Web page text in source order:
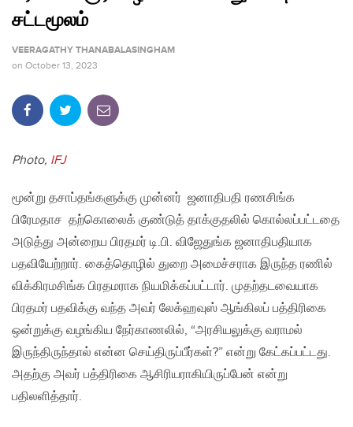
சட்டமூலம்
VEERAGATHY THANABALASINGHAM
on October 13, 2023
Photo, IFJ
மூன்று தசாப்தங்களுக்கு முன்னர் ஜனாதிபதி ரணசிங்க
பிரேமதாச தற்கொலைக் குண்டுத் தாக்குதலில் கொல்லப்பட்டதை
அடுத்து அன்றைய பிரதமர் டி.பி. விஜேதுங்க ஜனாதிபதியாக
பதவியேற்றார். கைத்தொழில் துறை அமைச்சராக இருந்த ரணில்
விக்கிரமசிங்க பிரதமராக நியமிக்கப்பட்டார். முதற்தடவையாக
பிரதமர் பதவிக்கு வந்த அவர் லேக்ஹவுஸ் ஆங்கிலப் பத்திரிகை
ஒன்றுக்கு வழங்கிய நேர்காணலில், “அரசியலுக்கு வராமல்
இருந்திருந்தால் என்ன செய்திருப்பீர்கள்?” என்று கேட்கப்பட்டது.
அதற்கு அவர் பத்திரிகை ஆசிரியராகியிருப்பேன் என்று
பதிலளித்தார்.